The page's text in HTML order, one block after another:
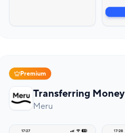
Premium
Transferring Money
Meru